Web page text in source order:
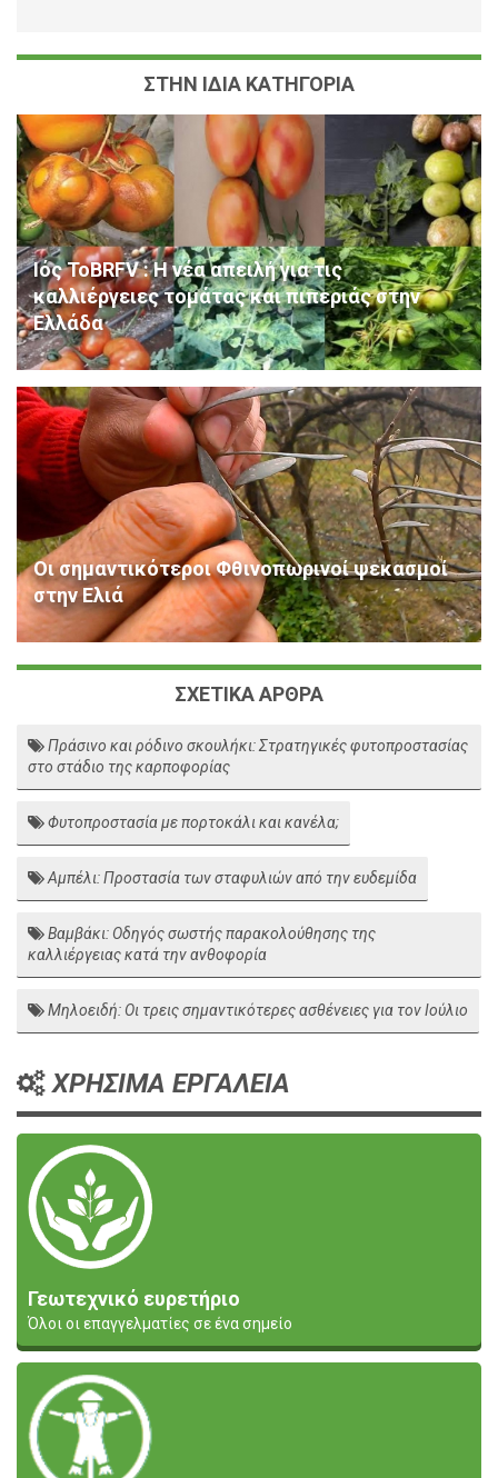
ΣΤΗΝ ΙΔΙΑ ΚΑΤΗΓΟΡΙΑ
Ιός ΤοΒRFV : Η νέα απειλή για τις
καλλιέργειες τομάτας και πιπεριάς στην
Ελλάδα
Οι σημαντικότεροι Φθινοπωρινοί ψεκασμοί
στην Ελιά
ΣΧΕΤΙΚΑ ΑΡΘΡΑ
Πράσινο και ρόδινο σκουλήκι: Στρατηγικές φυτοπροστασίας
στο στάδιο της καρποφορίας
Φυτοπροστασία με πορτοκάλι και κανέλα;
Αμπέλι: Προστασία των σταφυλιών από την ευδεμίδα
Βαμβάκι: Οδηγός σωστής παρακολούθησης της
καλλιέργειας κατά την ανθοφορία
Μηλοειδή: Οι τρεις σημαντικότερες ασθένειες για τον Ιούλιο
ΧΡΗΣΙΜΑ ΕΡΓΑΛΕΙΑ
Γεωτεχνικό ευρετήριο
Όλοι οι επαγγελματίες σε ένα σημείο